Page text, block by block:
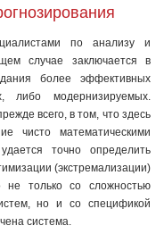
по анализу и
случае заключается в
более эффективных
либо модернизируемых.
всего, в том, что здесь
чисто математическими
точно определить
(экстремализации)
не только со сложностью
но и со спецификой
система.